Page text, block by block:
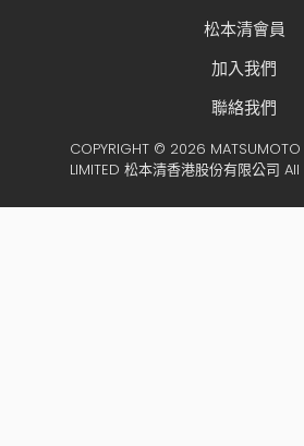
松本清會員
加入我們
聯絡我們
COPYRIGHT © 2026 MATSUMOTO
LIMITED 松本清香港股份有限公司